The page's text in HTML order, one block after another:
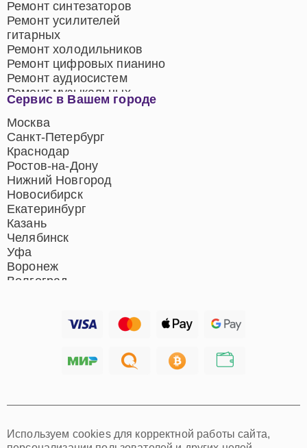
Сервис в Вашем городе
Москва
Санкт-Петербург
Краснодар
Ростов-на-Дону
Нижний Новгород
Новосибирск
Екатеринбург
Казань
Челябинск
Уфа
Воронеж
Волгоград
Хабаровск
Омск
Ремонт синтезаторов
Ремонт усилителей
гитарных
Ремонт холодильников
Ремонт цифровых пианино
Ремонт аудиосистем
Ремонт музыкальных
центров
Ремонт домашних
кинотеатров
Ремонт микрофонов
Ремонт акустических
систем
Используем cookies для корректной работы сайта,